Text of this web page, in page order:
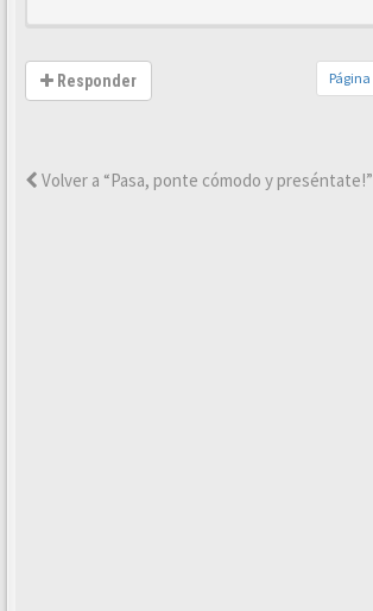
Responder Página
Volver a “Pasa, ponte cómodo y preséntate!”